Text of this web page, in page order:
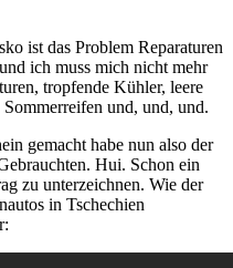
ist das Problem Reparaturen
ich muss mich nicht mehr
tropfende Kühler, leere
und, und, und.
gemacht habe nun also der
Hui. Schon ein
zu unterzeichnen. Wie der
in Tschechien